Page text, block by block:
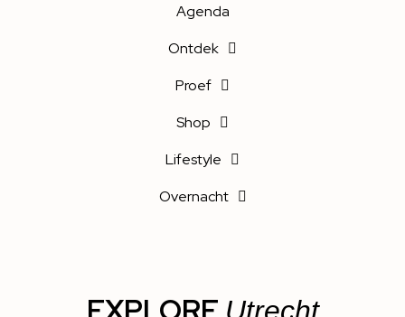
Agenda
Ontdek
Proef
Shop
Lifestyle
Overnacht